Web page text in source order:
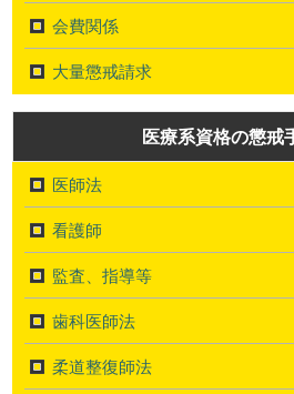
会費関係
大量懲戒請求
医療系資格の懲戒
医師法
看護師
監査、指導等
歯科医師法
柔道整復師法